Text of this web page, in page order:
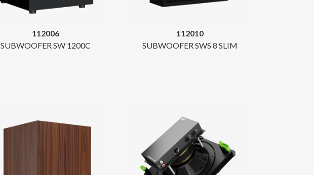
112006
SUBWOOFER SW 1200C
112010
SUBWOOFER SWS 8 SLIM